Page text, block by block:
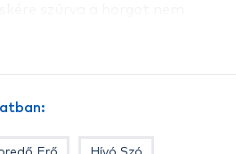
mennyiségű